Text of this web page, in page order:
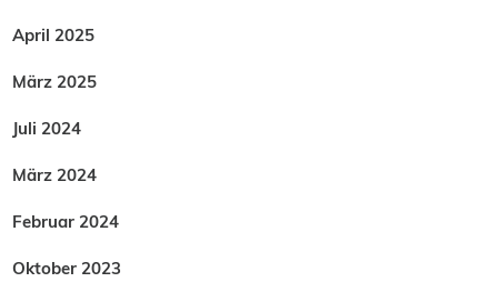
April 2025
März 2025
Juli 2024
März 2024
Februar 2024
Oktober 2023